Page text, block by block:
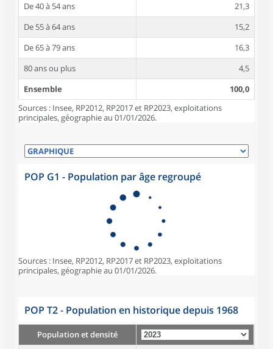
De 40 à 54 ans
21,3
De 55 à 64 ans
15,2
De 65 à 79 ans
16,3
80 ans ou plus
4,5
Ensemble
100,0
Sources : Insee, RP2012, RP2017 et RP2023, exploitations
principales, géographie au 01/01/2026.
POP G1 - Population par âge regroupé
Sources : Insee, RP2012, RP2017 et RP2023, exploitations
principales, géographie au 01/01/2026.
POP T2 - Population en historique depuis 1968
Population et densité